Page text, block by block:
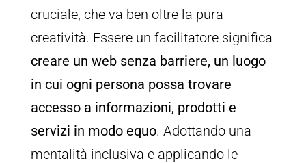
cruciale, che va ben oltre la pura
creatività. Essere un facilitatore significa
creare un web senza barriere, un luogo
in cui ogni persona possa trovare
accesso a informazioni, prodotti e
servizi in modo equo. Adottando una
mentalità inclusiva e applicando le